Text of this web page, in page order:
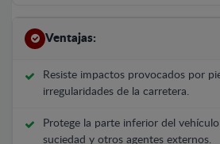
Ventajas:
Resiste impactos provocados por
irregularidades de la carretera.
Protege la parte inferior del
suciedad y otros agentes externos.